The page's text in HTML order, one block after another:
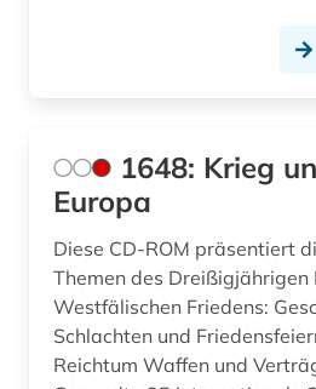
archiv (60)
archivalien (5)
archivbestand (3)
archive (1)
1648: Krieg
Europa
Diese CD-ROM präsentiert
Themen des Dreißigjährigen
Westfälischen Friedens:
Schlachten und
Reichtum Waffen und